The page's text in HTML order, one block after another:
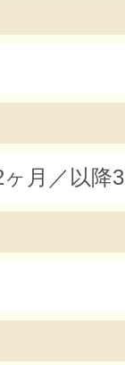
月／以降